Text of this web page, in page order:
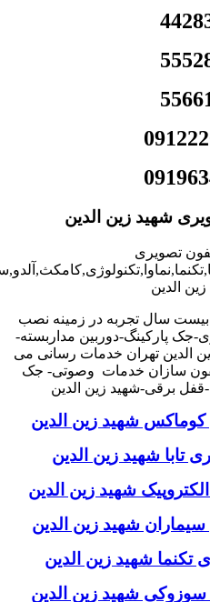
شهید زین الدین
تصویری
الدین
سال تجربه در زمینه نصب
جک پارکینگ-دوربین مداربسته-
الدین تهران خدمات رسانی می
سازان خدمات وصوتی- جک
قفل برقی-شهید زین الدین
کوماکس شهید زین الدین
تابا شهید زین الدین
شهید زین الدین
شهید زین الدین
تکنما شهید زین الدین
سوزوکی شهید زین الدین